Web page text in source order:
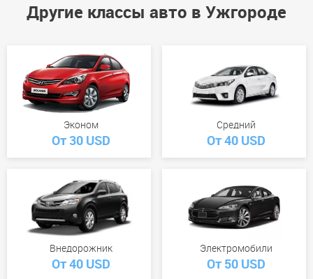
Другие классы авто в Ужгороде
Эконом
От 30 USD
Средний
От 40 USD
Внедорожник
От 40 USD
Электромобили
От 50 USD